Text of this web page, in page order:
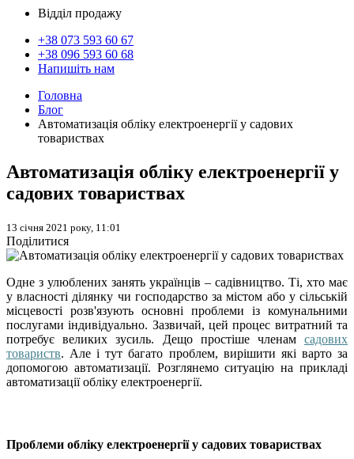
Відділ продажу
+38 073 593 60 67
+38 096 593 60 68
Напишіть нам
Головна
Блог
Автоматизація обліку електроенергії у садових
товариствах
Автоматизація обліку електроенергії у
садових товариствах
13 січня 2021 року, 11:01
Поділитися
Одне з улюблених занять українців – садівництво. Ті, хто має
у власності ділянку чи господарство за містом або у сільській
місцевості розв'язують основні проблеми із комунальними
послугами індивідуально. Зазвичай, цей процес витратний та
потребує великих зусиль. Дещо простіше членам садових
товариств. Але і тут багато проблем, вирішити які варто за
допомогою автоматизації. Розглянемо ситуацію на прикладі
автоматизації обліку електроенергії.
Проблеми обліку електроенергії у садових товариствах